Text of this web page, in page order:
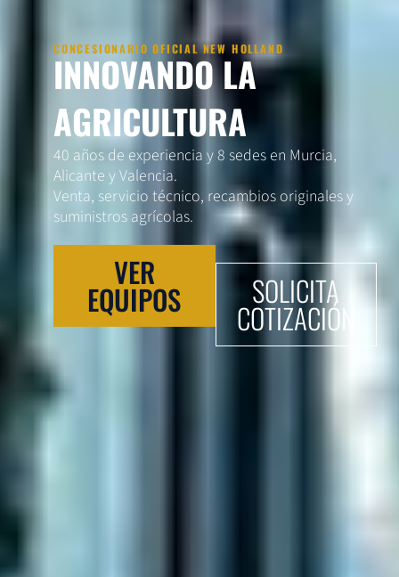
CONCESIONARIO OFICIAL NEW HOLLAND
INNOVANDO LA
AGRICULTURA
40 años de experiencia y 8 sedes en Murcia,
Alicante y Valencia.
Venta, servicio técnico, recambios originales y
suministros agrícolas.
VER
EQUIPOS SOLICITA
COTIZACIÓN